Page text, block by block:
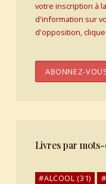
votre inscription à
d'information sur
d'opposition,
Livres par mots-
ALCOOL (31)